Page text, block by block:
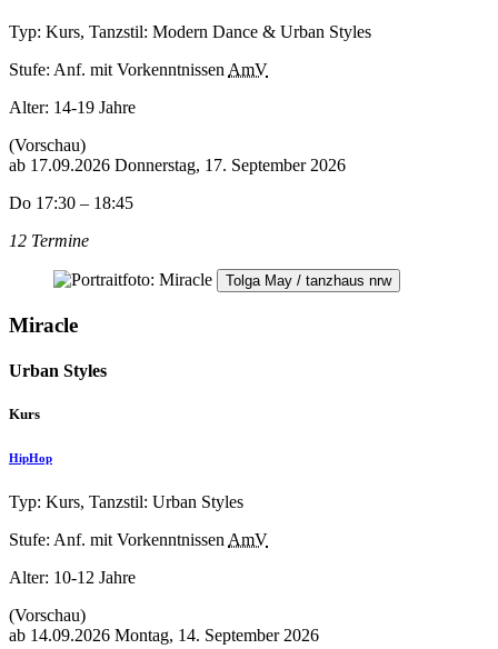
Typ: Kurs, Tanzstil: Modern Dance & Urban Styles
Stufe: Anf. mit Vorkenntnissen AmV
Alter: 14-19 Jahre
(Vorschau)
ab 17.09.2026 Donnerstag, 17. September 2026
Do 17:30 – 18:45
12 Termine
Tolga May / tanzhaus nrw
Miracle
Urban Styles
Kurs
HipHop
Typ: Kurs, Tanzstil: Urban Styles
Stufe: Anf. mit Vorkenntnissen AmV
Alter: 10-12 Jahre
(Vorschau)
ab 14.09.2026 Montag, 14. September 2026